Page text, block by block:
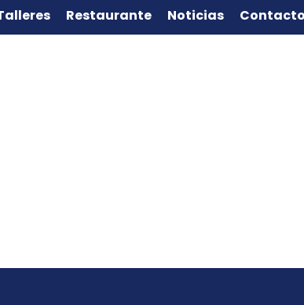
Restaurante Noticias Contacto